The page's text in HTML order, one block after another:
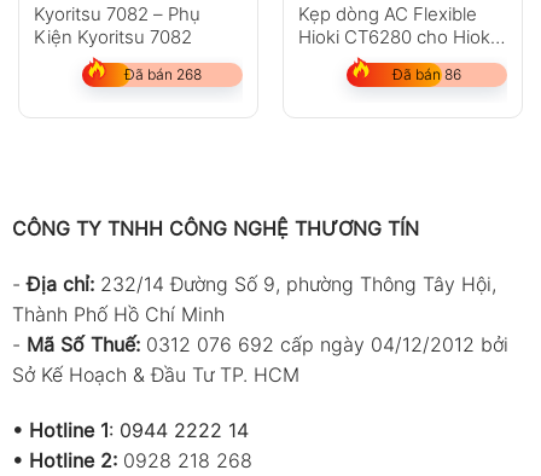
Kyoritsu 7082 – Phụ
Kiện Kyoritsu 7082
Đã bán 268
Kẹp dòng AC Flexible
Hioki CT6280 cho Hioki
3280-10F
Đã bán 86
CÔNG TY TNHH CÔNG NGHỆ THƯƠNG TÍN
-Địa chỉ: 232/14 Đường Số 9, phường Thông Tây Hội,
Thành Phố Hồ Chí Minh
- Mã Số Thuế: 0312 076 692 cấp ngày 04/12/2012 bởi
Sở Kế Hoạch & Đầu Tư TP. HCM
• Hotline 1: 0944 2222 14
• Hotline 2: 0928 218 268